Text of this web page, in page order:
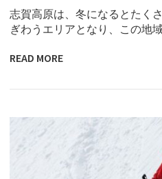
志賀高原は、冬になるとたく
ぎわうエリアとなり、この地
READ MORE